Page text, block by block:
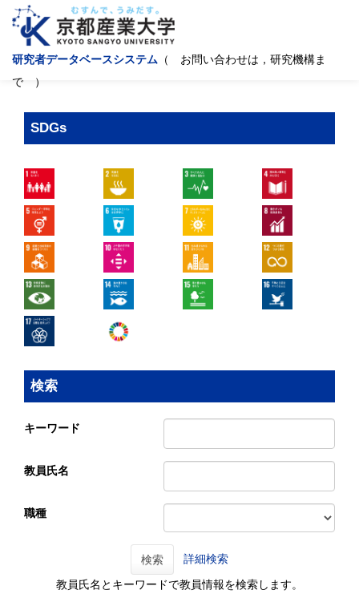
研究者データベースシステム （ お問い合わせは，研究機構ま
で ）
SDGs
検索
キーワード
教員氏名
職種
検索 詳細検索
教員氏名とキーワードで教員情報を検索します。